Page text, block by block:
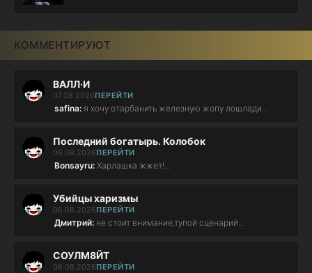
КОММЕНТИРУЮТ
ВАЛЛ·И
07.08.2026ПЕРЕЙТИ
safina: я хочу отарбанить железную жопу лошлади...
Последний богатырь. Колобок
06.08.2026ПЕРЕЙТИ
Bonsayru: Харлашка жжет!...
Убийцы харизмы
06.08.2026ПЕРЕЙТИ
Дмитрий: не стоит внимание,тупой сценарий...
СОУЛМ8ЙТ
06.08.2026ПЕРЕЙТИ